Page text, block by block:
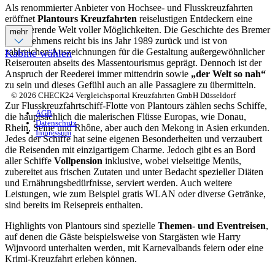
Als renommierter Anbieter von Hochsee- und Flusskreuzfahrten
eröffnet Plantours Kreuzfahrten reiselustigen Entdeckern eine
faszinierende Welt voller Möglichkeiten. Die Geschichte des Bremer
Unternehmens reicht bis ins Jahr 1989 zurück und ist von
zahlreichen Auszeichnungen für die Gestaltung außergewöhnlicher
Reiserouten abseits des Massentourismus geprägt. Dennoch ist der
Anspruch der Reederei immer mittendrin sowie „der Welt so nah“
zu sein und dieses Gefühl auch an alle Passagiere zu übermitteln.
Zur Flusskreuzfahrtschiff-Flotte von Plantours zählen sechs Schiffe,
die hauptsächlich die malerischen Flüsse Europas, wie Donau,
Rhein, Seine und Rhône, aber auch den Mekong in Asien erkunden.
Jedes der Schiffe hat seine eigenen Besonderheiten und verzaubert
die Reisenden mit einzigartigem Charme. Jedoch gibt es an Bord
aller Schiffe Vollpension inklusive, wobei vielseitige Menüs,
zubereitet aus frischen Zutaten und unter Bedacht spezieller Diäten
und Ernährungsbedürfnisse, serviert werden. Auch weitere
Leistungen, wie zum Beispiel gratis WLAN oder diverse Getränke,
sind bereits im Reisepreis enthalten.
Highlights von Plantours sind spezielle Themen- und Eventreisen,
auf denen die Gäste beispielsweise von Stargästen wie Harry
Wijnvoord unterhalten werden, mit Karnevalbands feiern oder eine
Krimi-Kreuzfahrt erleben können.
mehr
Kabine wählen
© 2026 CHECK24 Vergleichsportal Kreuzfahrten GmbH Düsseldorf
AGB
Datenschutz
Impressum